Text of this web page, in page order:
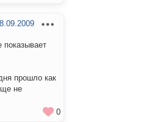
прошло как
не
0